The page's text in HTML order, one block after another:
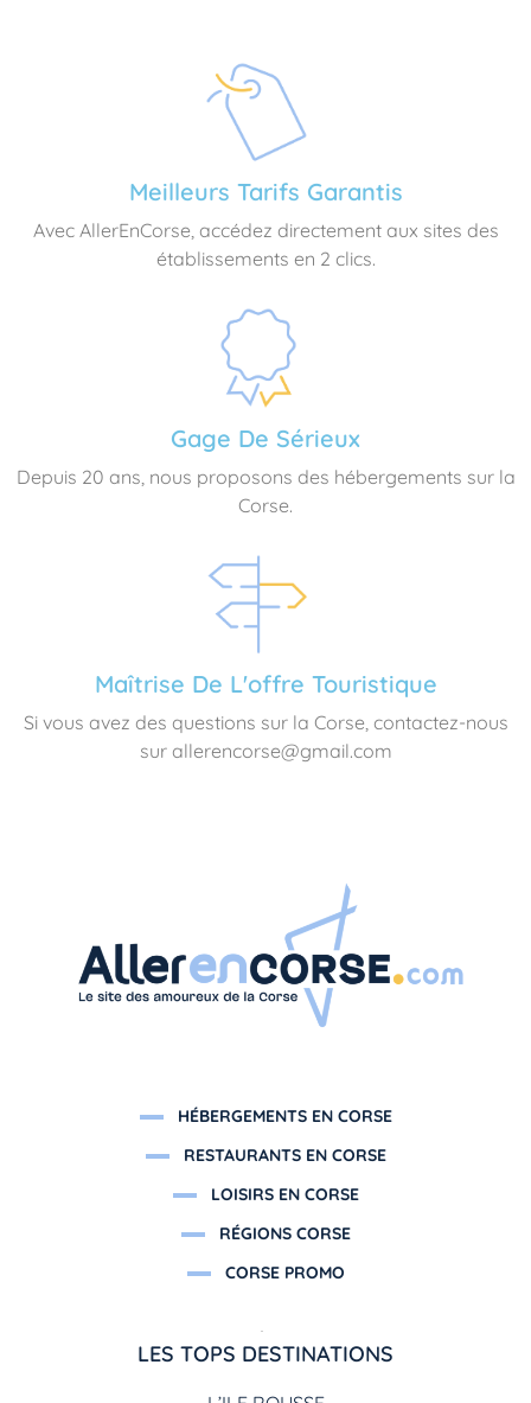
Meilleurs Tarifs Garantis
Avec AllerEnCorse, accédez directement aux sites des
établissements en 2 clics.
Gage De Sérieux
Depuis 20 ans, nous proposons des hébergements sur la
Corse.
Maîtrise De L'offre Touristique
Si vous avez des questions sur la Corse, contactez-nous
sur allerencorse@gmail.com
HÉBERGEMENTS EN CORSE
RESTAURANTS EN CORSE
LOISIRS EN CORSE
RÉGIONS CORSE
CORSE PROMO
LES TOPS DESTINATIONS